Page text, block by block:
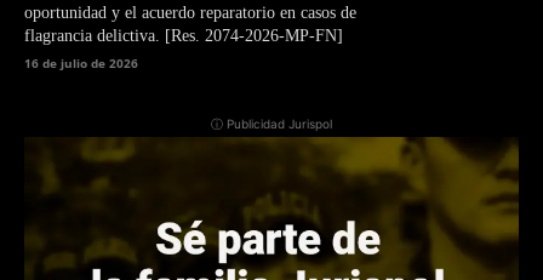
oportunidad y el acuerdo reparatorio en casos de
flagrancia delictiva. [Res. 2074-2026-MP-FN]
16 de julio de 2026
ⓘ Publicidad Jurispol